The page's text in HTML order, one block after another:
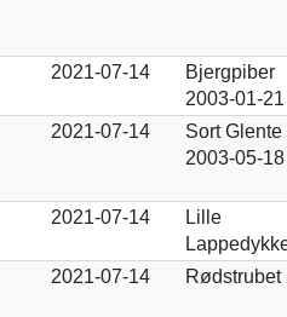
2021-07-14
Bjergpiber
2003-01-21
2021-07-14
Sort Glente
2003-05-18
2021-07-14
Lille
2021-07-14 Rødstrubet